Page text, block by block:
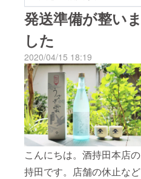
発送準備が整いま
した
2020/04/15 18:19
こんにちは。酒持田本店の
持田です。店舗の休止など